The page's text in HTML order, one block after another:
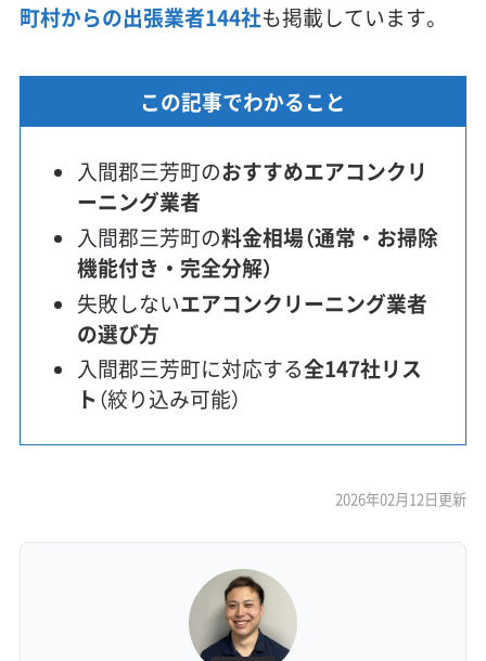
町村からの出張業者144社も掲載しています。
この記事でわかること
入間郡三芳町のおすすめエアコンクリ
ーニング業者
入間郡三芳町の料金相場（通常・お掃除
機能付き・完全分解）
失敗しないエアコンクリーニング業者
の選び方
入間郡三芳町に対応する全147社リス
ト （絞り込み可能）
2026年02月12日更新